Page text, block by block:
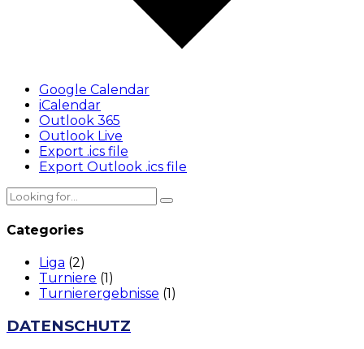
Google Calendar
iCalendar
Outlook 365
Outlook Live
Export .ics file
Export Outlook .ics file
Categories
Liga (2)
Turniere (1)
Turnierergebnisse (1)
DATENSCHUTZ